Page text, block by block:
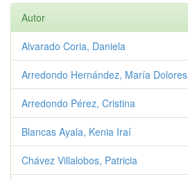
Autor
Alvarado Coria, Daniela
Arredondo Hernández, María Dolores
Arredondo Pérez, Cristina
Blancas Ayala, Kenia Iraí
Chávez Villalobos, Patricia